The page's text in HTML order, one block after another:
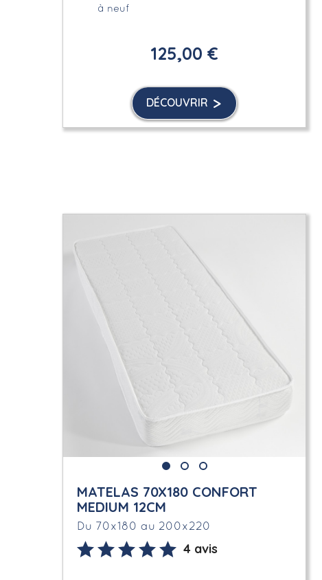
à neuf
125,00 €
DÉCOUVRIR
MATELAS 70X180 CONFORT
MEDIUM 12CM
Du 70x180 au 200x220
4 avis